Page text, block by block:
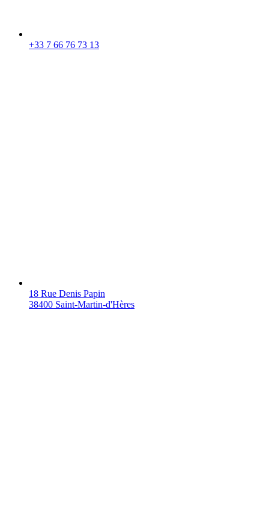
+33 7 66 76 73 13
18 Rue Denis Papin
38400 Saint-Martin-d'Hères